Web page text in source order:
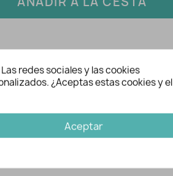
redes sociales y las cookies
¿Aceptas estas cookies y el
Aceptar